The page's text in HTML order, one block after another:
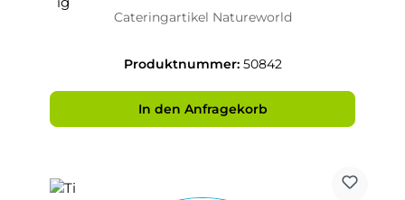
Cateringartikel Natureworld
Produktnummer: 50842
In den Anfragekorb